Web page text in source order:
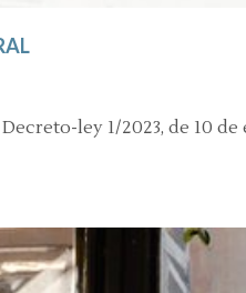
ley 1/2023, de 10 de